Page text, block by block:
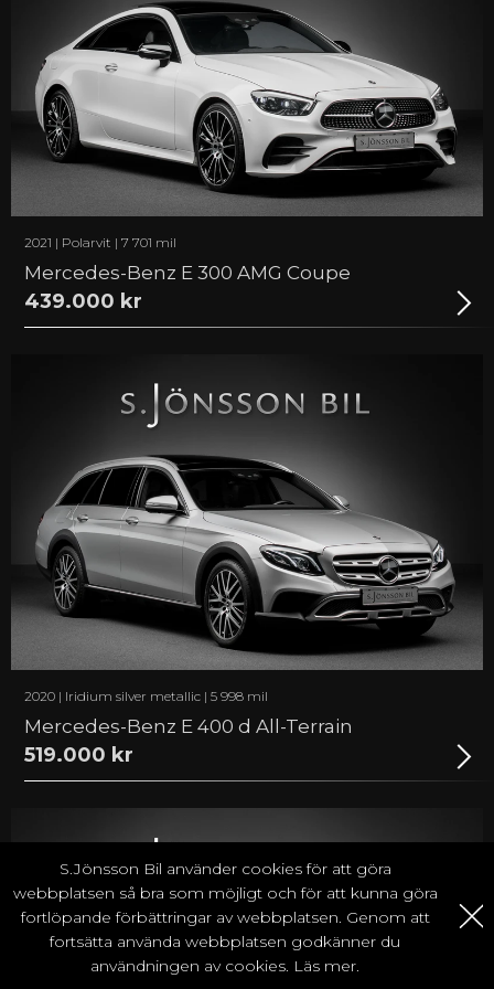
2021 | Polarvit | 7 701 mil
Mercedes-Benz E 300 AMG Coupe
439.000 kr
2020 | Iridium silver metallic | 5 998 mil
Mercedes-Benz E 400 d All-Terrain
519.000 kr
S.Jönsson Bil använder cookies för att göra
webbplatsen så bra som möjligt och för att kunna göra
fortlöpande förbättringar av webbplatsen. Genom att
fortsätta använda webbplatsen godkänner du
användningen av cookies. Läs mer.